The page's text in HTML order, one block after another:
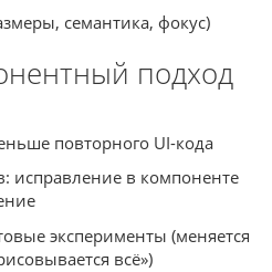
семантика, фокус)
подход
повторного UI-кода
исправление в компоненте
эксперименты (меняется
всё»)